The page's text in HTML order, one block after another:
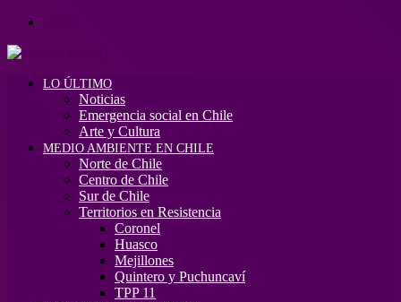
LO ÚLTIMO
Noticias
Emergencia social en Chile
Arte y Cultura
MEDIO AMBIENTE EN CHILE
Norte de Chile
Centro de Chile
Sur de Chile
Territorios en Resistencia
Coronel
Huasco
Mejillones
Quintero y Puchuncaví
TPP 11